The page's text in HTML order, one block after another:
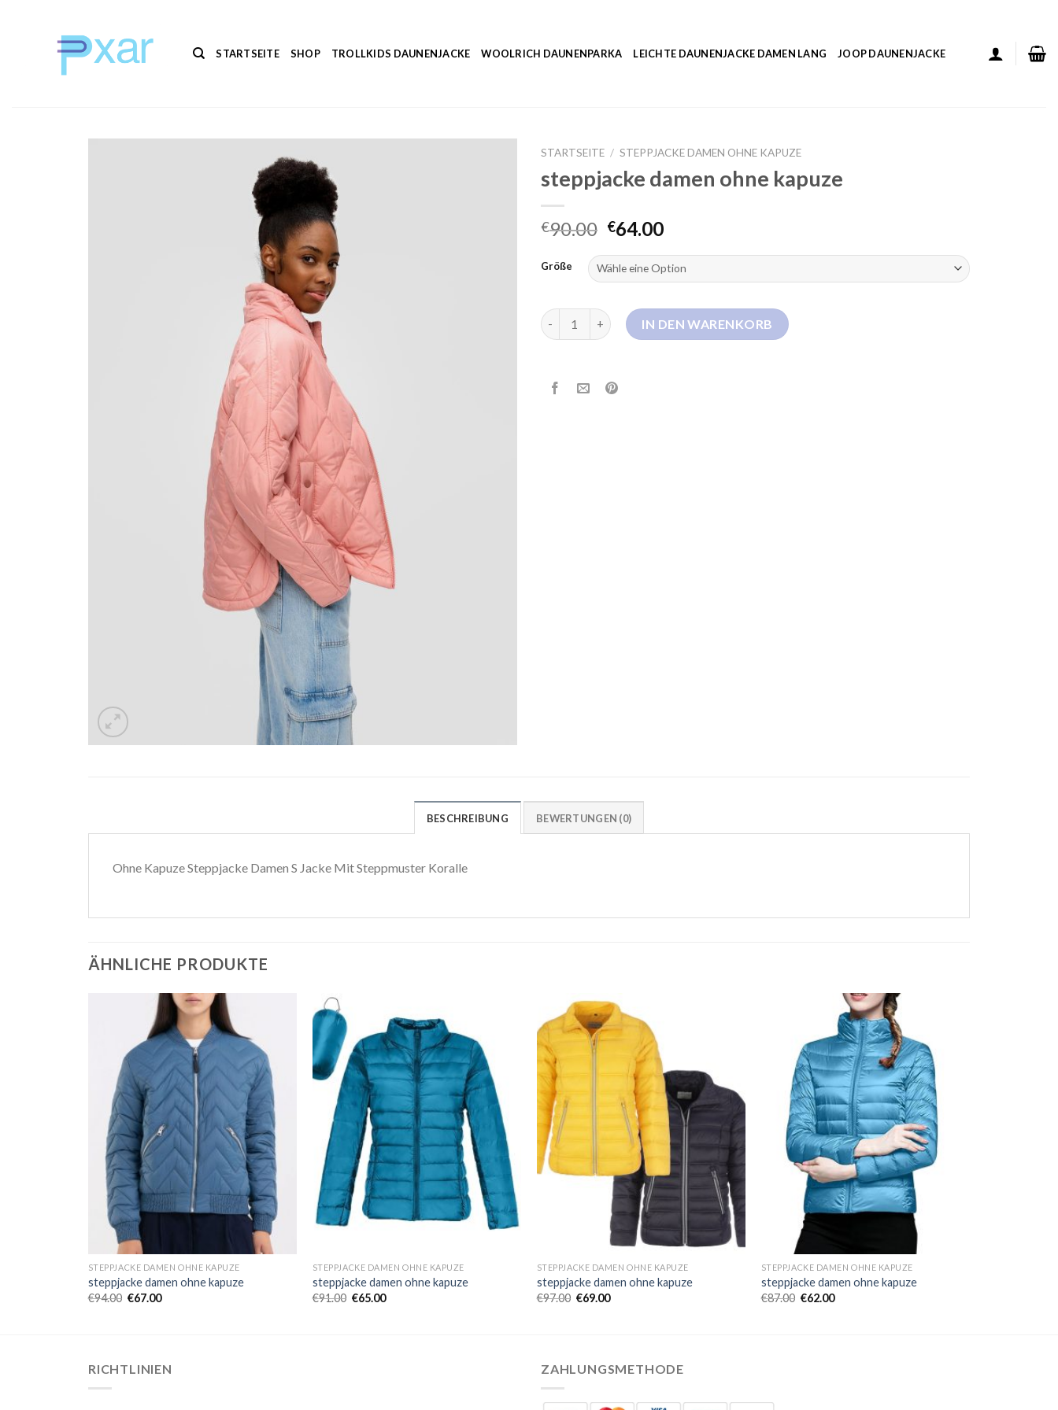
STARTSEITE SHOP TROLLKIDS DAUNENJACKE WOOLRICH DAUNENPARKA LEICHTE DAUNENJACKE DAMEN LANG JOOP DAUNENJACKE
STARTSEITE / STEPPJACKE DAMEN OHNE KAPUZE
steppjacke damen ohne kapuze
€90.00 €64.00
Größe
steppjacke damen ohne kapuze Menge
IN DEN WARENKORB
BESCHREIBUNG BEWERTUNGEN (0)
Ohne Kapuze Steppjacke Damen S Jacke Mit Steppmuster Koralle
ÄHNLICHE PRODUKTE
STEPPJACKE DAMEN OHNE KAPUZE
steppjacke damen ohne kapuze
€94.00 €67.00
STEPPJACKE DAMEN OHNE KAPUZE
steppjacke damen ohne kapuze
€91.00 €65.00
STEPPJACKE DAMEN OHNE KAPUZE
steppjacke damen ohne kapuze
€97.00 €69.00
STEPPJACKE DAMEN OHNE KAPUZE
steppjacke damen ohne kapuze
€87.00 €62.00
RICHTLINIEN ZAHLUNGSMETHODE